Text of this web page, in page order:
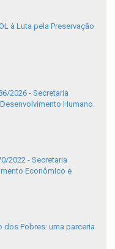
à Luta pela Preservação
2026 - Secretaria
Humano.
2022 - Secretaria
Econômico e
dos Pobres: uma parceria